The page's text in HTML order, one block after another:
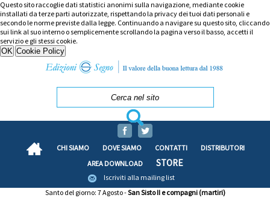
Questo sito raccoglie dati statistici anonimi sulla navigazione, mediante cookie
installati da terze parti autorizzate, rispettando la privacy dei tuoi dati personali e
secondo le norme previste dalla legge. Continuando a navigare su questo sito, cliccando
sui link al suo interno o semplicemente scrollando la pagina verso il basso, accetti il
servizio e gli stessi cookie.
CHI SIAMO DOVE SIAMO CONTATTI
DISTRIBUTORI
AREA DOWNLOAD
STORE
Iscriviti alla mailing list
Santo del giorno: 7 Agosto -San Sisto II e compagni (martiri)